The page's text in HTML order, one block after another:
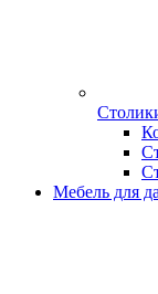
Мебель для